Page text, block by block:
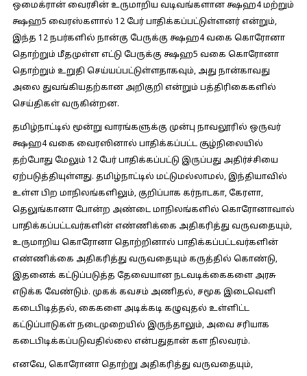
ஒமைக்ரான் வைரசின் உருமாறிய வடிவங்களான க்ஷஹ4 மற்றும்
க்ஷஹ5 வைரஸ்களால் 12 பேர் பாதிக்கப்பட்டுள்ளனர் என்றும்,
இந்த 12 நபர்களில் நான்கு பேருக்கு க்ஷஹ4 வகை கொரோனா
தொற்றும் மீதமுள்ள எட்டு பேருக்கு க்ஷஹ5 வகை கொரோனா
தொற்றும் உறுதி செய்யப்பட்டுள்ளதாகவும், அது நான்காவது
அலை துவங்கியதற்கான அறிகுறி என்றும் பத்திரிகைகளில்
செய்திகள் வருகின்றன.
தமிழ்நாட்டில் மூன்று வாரங்களுக்கு முன்பு நாவலூரில் ஒருவர்
க்ஷஹ4 வகை வைரஸினால் பாதிக்கப்பட்ட சூழ்நிலையில்
தற்போது மேலும் 12 பேர் பாதிக்கப்பட்டு இருப்பது அதிர்ச்சியை
ஏற்படுத்தியுள்ளது. தமிழ்நாட்டில் மட்டுமல்லாமல், இந்தியாவில்
உள்ள பிற மாநிலங்களிலும், குறிப்பாக கர்நாடகா, கேரளா,
தெலுங்கானா போன்ற அண்டை மாநிலங்களில் கொரோனாவால்
பாதிக்கப்பட்டவர்களின் எண்ணிக்கை அதிகரித்து வருவதையும்,
உருமாறிய கொரோனா தொற்றினால் பாதிக்கப்பட்டவர்களின்
எண்ணிக்கை அதிகரித்து வருவதையும் கருத்தில் கொண்டு,
இதனைக் கட்டுப்படுத்த தேவையான நடவடிக்கைகளை அரசு
எடுக்க வேண்டும். முகக் கவசம் அணிதல், சமூக இடைவெளி
கடைபிடித்தல், கைகளை அடிக்கடி கழுவுதல் உள்ளிட்ட
கட்டுப்பாடுகள் நடைமுறையில் இருந்தாலும், அவை சரியாக
கடைபிடிக்கப்படுவதில்லை என்பதுதான் கள நிலவரம்.
எனவே, கொரோனா தொற்று அதிகரித்து வருவதையும்,